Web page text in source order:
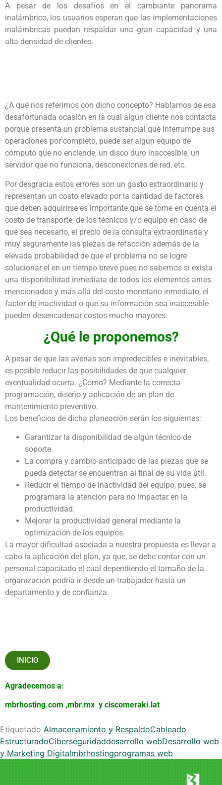
A pesar de los desafíos en el cambiante panorama
inalámbrico, los usuarios esperan que las implementaciones
inalámbricas puedan respaldar una gran capacidad y una
alta densidad de clientes.
¿A qué nos referimos con dicho concepto? Hablamos de esa
desafortunada ocasión en la cual algún cliente nos contacta
porque presenta un problema sustancial que interrumpe sus
operaciones por completo, puede ser algún equipo de
cómputo que no enciende, un disco duro inaccesible, un
servidor que no funciona, desconexiones de red, etc.
Por desgracia estos errores son un gasto extraordinario y
representan un costo elevado por la cantidad de factores
que deben adquirirse es importante que se tome en cuenta el
costo de transporte, de los técnicos y/o equipo en caso de
que sea necesario, el precio de la consulta extraordinaria y
muy seguramente las piezas de refacción además de la
elevada probabilidad de que el problema no se logré
solucionar el en un tiempo breve pues no sabemos si exista
una disponibilidad inmediata de todos los elementos antes
mencionados y más allá del costo monetario inmediato, el
factor de inactividad o que su información sea inaccesible
pueden desencadenar costos mucho mayores.
¿Qué le proponemos?
A pesar de que las averías son impredecibles e inevitables,
es posible reducir las posibilidades de que cualquier
eventualidad ocurra. ¿Cómo? Mediante la correcta
programación, diseño y aplicación de un plan de
mantenimiento preventivo.
Los beneficios de dicha planeación serán los siguientes:
Garantizar la disponibilidad de algún técnico de
soporte
La compra y cambio anticipado de las piezas que se
pueda detectar se encuentran al final de su vida útil.
Reducir el tiempo de inactividad del equipo, pues, se
programará la atención para no impactar en la
productividad.
Mejorar la productividad general mediante la
optimización de los equipos.
La mayor dificultad asociada a nuestra propuesta es llevar a
cabo la aplicación del plan, ya que, se debe contar con un
personal capacitado el cual dependiendo el tamaño de la
organización podría ir desde un trabajador hasta un
departamento y de confianza.
INICIO
Agradecemos a:
mbrhosting.com ,mbr.mx y ciscomeraki.lat
Etiquetado Almacenamiento y RespaldoCableado
EstructuradoCiberseguridaddesarrollo webDesarrollo web
y Marketing Digitalmbrhostingprogramas web